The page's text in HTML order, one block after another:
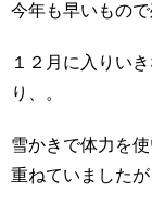
今年も早いもの
１２月に入りい
り、。
雪かきで体力
重ねていましたが